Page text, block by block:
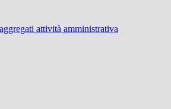
attività amministrativa